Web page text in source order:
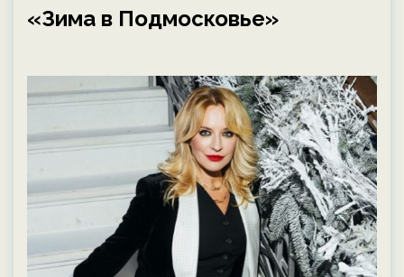
«Зима в Подмосковье»